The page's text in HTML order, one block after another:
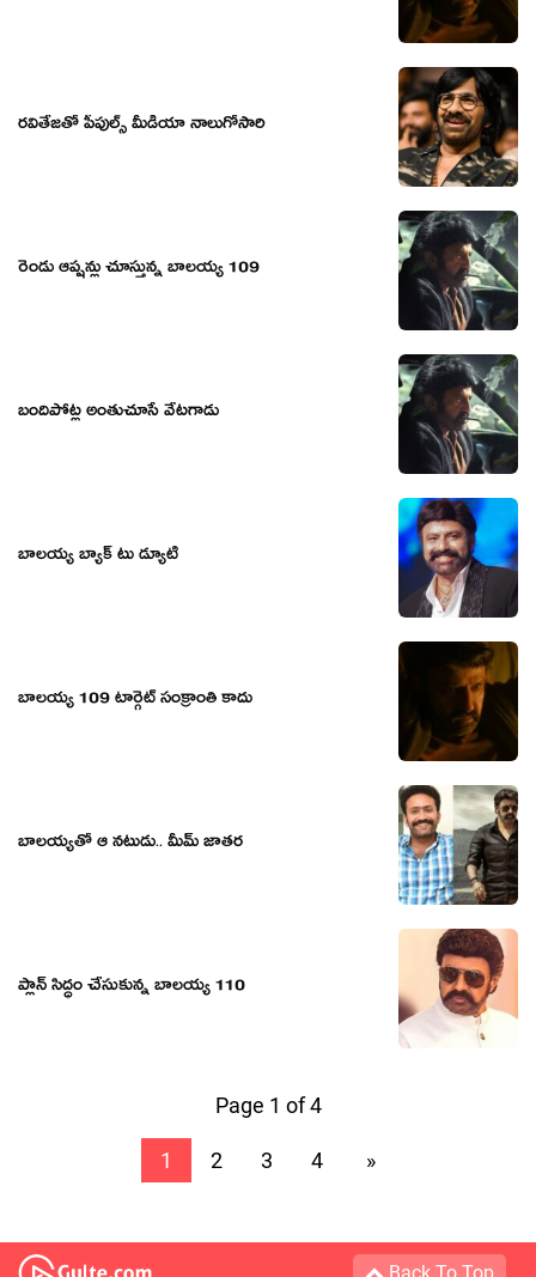
రవితేజతో పీపుల్స్ మీడియా నాలుగోసారి
రెండు ఆప్షన్లు చూస్తున్న బాలయ్య 109
బందిపోట్ల అంతుచూసే వేటగాడు
బాలయ్య బ్యాక్ టు డ్యూటీ
బాలయ్య 109 టార్గెట్ సంక్రాంతి కాదు
బాలయ్యతో ఆ నటుడు.. మీమ్ జాతర
ప్లాన్ సిద్ధం చేసుకున్న బాలయ్య 110
Page 1 of 4
1 2 3 4 »
Back To Top